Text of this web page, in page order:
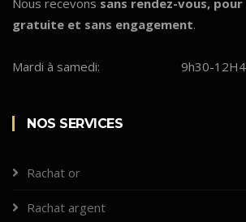
gratuite et sans engagement.
Mardi à samedi: 9h30-
NOS SERVICES
Rachat or
Rachat argent